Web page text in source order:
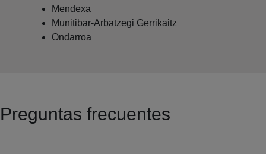
Mendexa
Munitibar-Arbatzegi Gerrikaitz
Ondarroa
Preguntas frecuentes